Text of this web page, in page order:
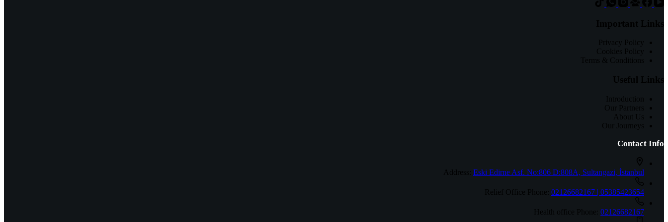
Important Links
Privacy Policy
Cookies Policy
Terms & Conditions
Useful Links
Introduction
Our Partners
About Us
Our Journeys
Contact Info
Address: Eski Edirne Asf. No:806 D:808A, Sultangazi, İstanbul
Relief Office Phone: 02126682167 | 05385423654
Health office Phone: 02126682167